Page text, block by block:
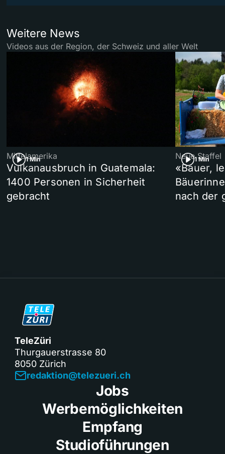
Weitere News
Videos aus der Region, der Schweiz und aller Welt
1 Min
Mittelamerika
Vulkanausbruch in Guatemala:
1400 Personen in Sicherheit
gebracht
1 Min
Neue Staffel
«Bauer,
nach der
TeleZüri
Thurgauerstrasse 80
8050 Zürich
redaktion@telezueri.ch
Jobs
Werbemöglichkeiten
Empfang
Studioführungen